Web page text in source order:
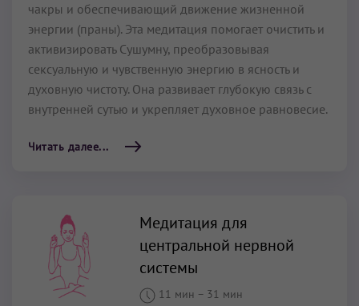
чакры и обеспечивающий движение жизненной
энергии (праны). Эта медитация помогает очистить и
активизировать Сушумну, преобразовывая
сексуальную и чувственную энергию в ясность и
духовную чистоту. Она развивает глубокую связь с
внутренней сутью и укрепляет духовное равновесие.
Читать далее...
Медитация для
центральной нервной
системы
11 мин – 31 мин